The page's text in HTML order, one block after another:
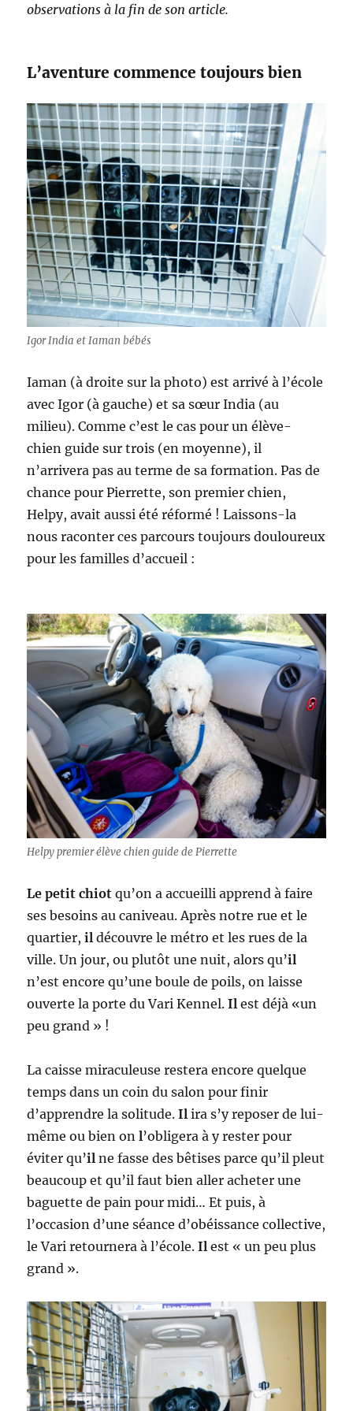
observations à la fin de son article.
L’aventure commence toujours bien
Igor India et Iaman bébés
Iaman (à droite sur la photo) est arrivé à l’école
avec Igor (à gauche) et sa sœur India (au
milieu). Comme c’est le cas pour un élève-
chien guide sur trois (en moyenne), il
n’arrivera pas au terme de sa formation. Pas de
chance pour Pierrette, son premier chien,
Helpy, avait aussi été réformé ! Laissons-la
nous raconter ces parcours toujours douloureux
pour les familles d’accueil :
Helpy premier élève chien guide de Pierrette
Le petit chiot qu’on a accueilli apprend à faire
ses besoins au caniveau. Après notre rue et le
quartier,il découvre le métro et les rues de la
ville. Un jour, ou plutôt une nuit, alors qu’il
n’est encore qu’une boule de poils, on laisse
ouverte la porte du Vari Kennel.Ilest déjà «un
peu grand » !
La caisse miraculeuse restera encore quelque
temps dans un coin du salon pour finir
d’apprendre la solitude.Il ira s’y reposer de lui-
même ou bien onl’obligera à y rester pour
éviter qu’ilne fasse des bêtises parce qu’il pleut
beaucoup et qu’il faut bien aller acheter une
baguette de pain pour midi… Et puis, à
l’occasion d’une séance d’obéissance collective,
le Vari retournera à l’école. Il est « un peu plus
grand ».